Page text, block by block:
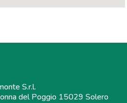
S.r.l.
del Poggio 15029 Solero